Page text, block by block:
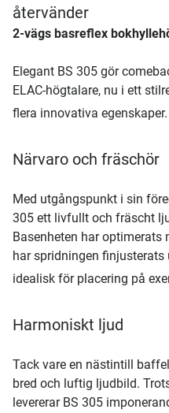
återvänder
2-vägs basreflex
Elegant BS 305 gör
ELAC-högtalare, nu i ett
flera innovativa egenskaper.
Närvaro och fräschör
Med utgångspunkt i sin
305 ett livfullt och fräscht
Basenheten har optimerats
har spridningen
idealisk för placering på
Harmoniskt ljud
Tack vare en nästintill
bred och luftig ljudbild.
levererar BS 305